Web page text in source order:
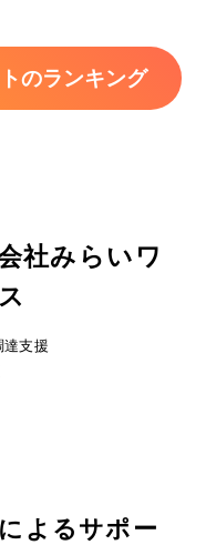
のランキング
社みらいワ
達支援
よるサポー